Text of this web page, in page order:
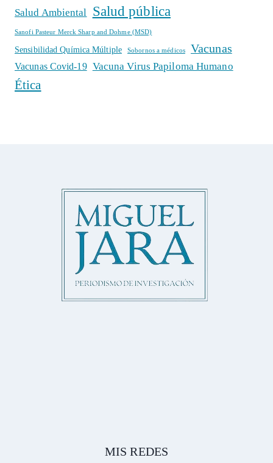
Salud Ambiental Salud pública
Sanofi Pasteur Merck Sharp and Dohme (MSD)
Sensibilidad Química Múltiple Sobornos a médicos Vacunas
Vacunas Covid-19 Vacuna Virus Papiloma Humano
Ética
MIS REDES